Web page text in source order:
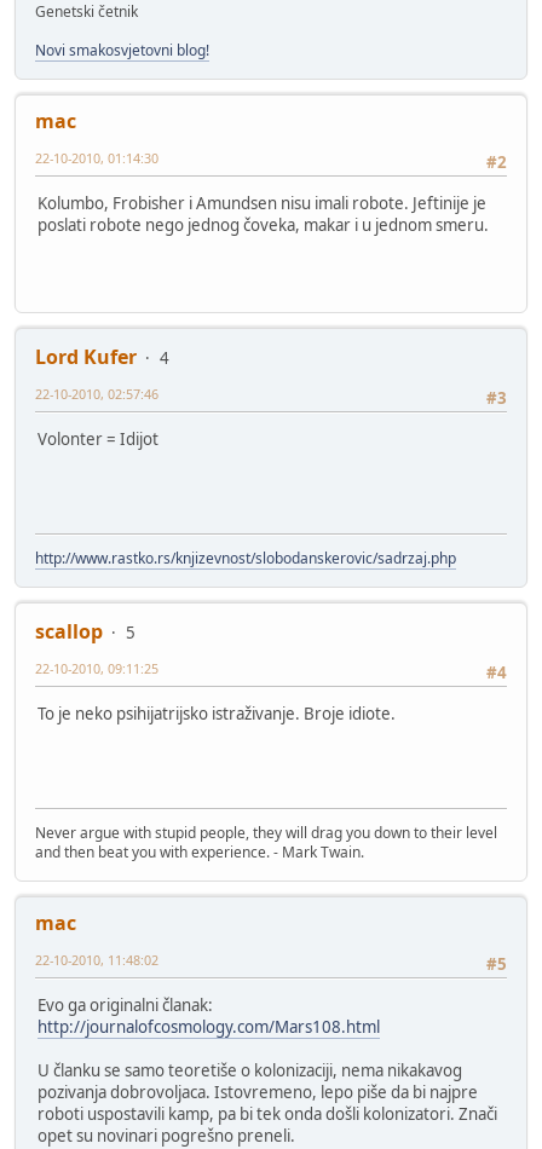
Genetski četnik
Novi smakosvjetovni blog!
mac
#2
22-10-2010, 01:14:30
Kolumbo, Frobisher i Amundsen nisu imali robote. Jeftinije je
poslati robote nego jednog čoveka, makar i u jednom smeru.
Lord Kufer
4
#3
22-10-2010, 02:57:46
Volonter = Idijot
http://www.rastko.rs/knjizevnost/slobodanskerovic/sadrzaj.php
scallop
5
#4
22-10-2010, 09:11:25
To je neko psihijatrijsko istraživanje. Broje idiote.
Never argue with stupid people, they will drag you down to their level
and then beat you with experience. - Mark Twain.
mac
#5
22-10-2010, 11:48:02
Evo ga originalni članak:
http://journalofcosmology.com/Mars108.html
U članku se samo teoretiše o kolonizaciji, nema nikakavog
pozivanja dobrovoljaca. Istovremeno, lepo piše da bi najpre
roboti uspostavili kamp, pa bi tek onda došli kolonizatori. Znači
opet su novinari pogrešno preneli.